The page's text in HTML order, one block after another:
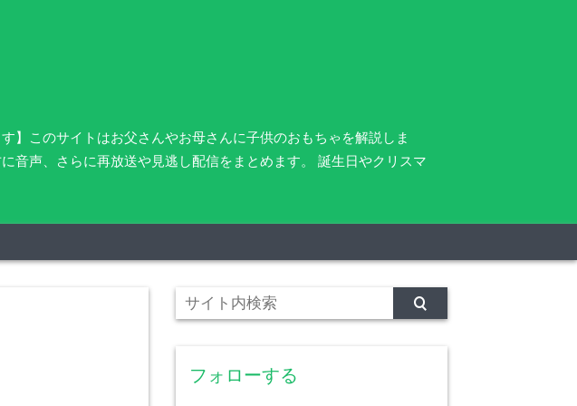
】このサイトはお父さんやお母さんに子供のおもちゃを解説しま
音声、さらに再放送や見逃し配信をまとめます。 誕生日やクリスマ
フォローする